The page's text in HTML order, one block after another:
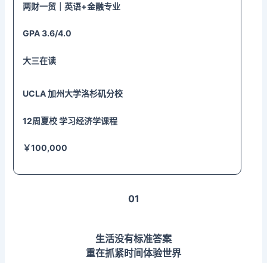
两财一贸 ｜英语+金融专业
GPA 3.6/4.0
大三在读
UCLA加州大学洛杉矶分校
12周夏校 学习经济学课程
￥100,000
01
生活没有标准答案
重在抓紧时间体验世界